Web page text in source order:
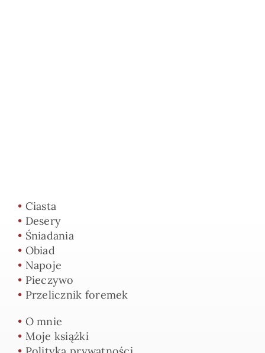
• Ciasta
• Desery
• Śniadania
• Obiad
• Napoje
• Pieczywo
• Przelicznik foremek
• O mnie
• Moje książki